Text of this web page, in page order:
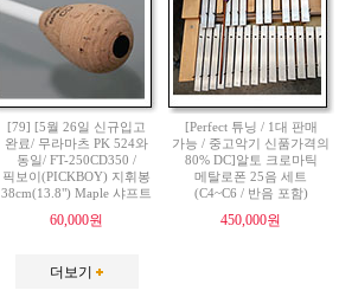
[79] [5월 26일 신규입고
완료/ 무라마츠 PK 524와
동일/ FT-250CD350 /
픽보이(PICKBOY) 지휘봉
38cm(13.8") Maple 샤프트
60,000원
[Perfect 튜닝 / 1대 판매
가능 / 중고악기 신품가격의
80% DC]알토 크로마틱
메탈로폰 25음 세트
(C4~C6 / 반음 포함)
450,000원
더보기